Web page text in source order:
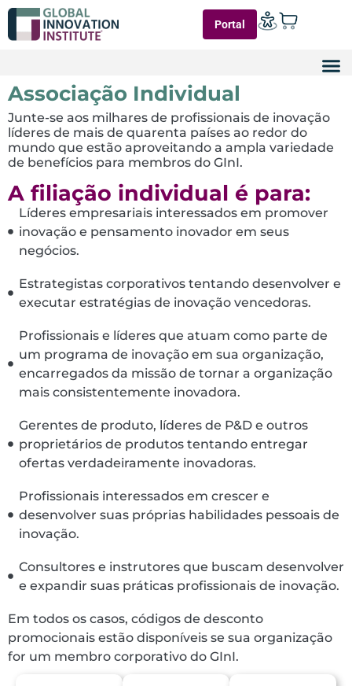
Portal
Associação Individual
Junte-se aos milhares de profissionais de inovação
líderes de mais de quarenta países ao redor do
mundo que estão aproveitando a ampla variedade
de benefícios para membros do GInI.
A filiação individual é para:
Líderes empresariais interessados ​​em promover
inovação e pensamento inovador em seus
negócios.
Estrategistas corporativos tentando desenvolver e
executar estratégias de inovação vencedoras.
Profissionais e líderes que atuam como parte de
um programa de inovação em sua organização,
encarregados da missão de tornar a organização
mais consistentemente inovadora.
Gerentes de produto, líderes de P&D e outros
proprietários de produtos tentando entregar
ofertas verdadeiramente inovadoras.
Profissionais interessados ​​em crescer e
desenvolver suas próprias habilidades pessoais de
inovação.
Consultores e instrutores que buscam desenvolver
e expandir suas práticas profissionais de inovação.
Em todos os casos, códigos de desconto
promocionais estão disponíveis se sua organização
for um membro corporativo do GInI.